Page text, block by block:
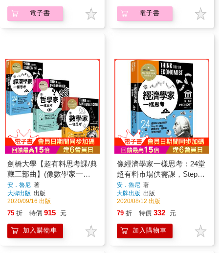
電子書 電子書
劍橋大學【超有料思考課/典
藏三部曲】(像數學家一樣
思考＋像哲學家一樣思考＋
像經濟學家一樣思考)
安．魯尼 著
大牌出版 出版
2020/09/16 出版
75 折 特價 915 元
加入購物車
像經濟學家一樣思考：24堂
超有料市場供需課，Step
by Step揭開貨幣、商品與
消費的祕密
安．魯尼 著
大牌出版 出版
2020/08/12 出版
79 折 特價 332 元
加入購物車